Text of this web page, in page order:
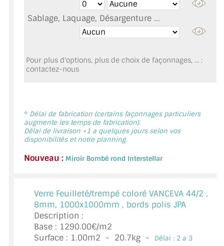
MIROIR POUR PORTE
MIROIR DE SALLE DE BAIN
MIROIR POUR SALLE DE SPORT
MIROIR ENCADRÉ
MIROIR TV
VERRE SUR MESURE
VERRE TREMPÉ (SÉCURIT)
PAROI DE DOUCHE
Sablage, Laquage, Désargenture ...
Pour plus d'options, plus de choix de façonnages, ... :
contactez-nous
* Délai de fabrication (certains façonnages particuliers
augmente les temps de fabrication).
Délai de livraison +1 a quelques jours selon vos
disponibilités et notre planning.
Nouveau : Miroir Bombé rond Interstellar
Verre Feuilleté/trempé coloré VANCEVA 44/2 ,
8mm, 1000x1000mm , bords polis JPA
Description :
Base : 1290.00€/m2
Surface : 1.00m2 - 20.7kg -
Délai : 2 a 3